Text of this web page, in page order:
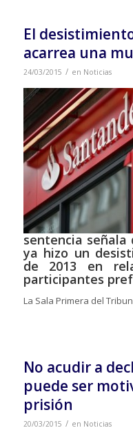
El
acarrea una
24/03/2015 / en Noticias
sentencia
ya hizo un
de 2013 en
participantes
La Sala Primera del
No acudir a
puede ser
prisión
20/03/2015 / en Noticias